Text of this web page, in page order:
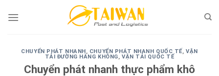
CHUYỂN PHÁT NHANH, CHUYỂN PHÁT NHANH QUỐC TẾ,VẬN
TẢI ĐƯỜNG HÀNG KHÔNG, VẬN TẢI QUỐC TẾ
Chuyển phát nhanh thực phẩm khô